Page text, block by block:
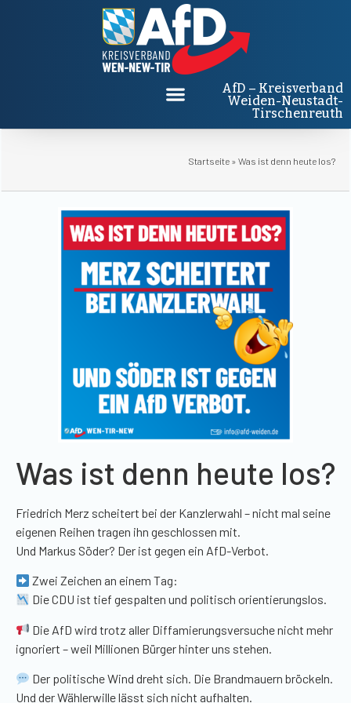
AfD – Kreisverband
Weiden-Neustadt-
Tirschenreuth
Startseite » Was ist denn heute los?
Was ist denn heute los?
Friedrich Merz scheitert bei der Kanzlerwahl – nicht mal seine
eigenen Reihen tragen ihn geschlossen mit.
Und Markus Söder? Der ist gegen ein AfD-Verbot.
Zwei Zeichen an einem Tag:
Die CDU ist tief gespalten und politisch orientierungslos.
Die AfD wird trotz aller Diffamierungsversuche nicht mehr
ignoriert – weil Millionen Bürger hinter uns stehen.
Der politische Wind dreht sich. Die Brandmauern bröckeln.
Und der Wählerwille lässt sich nicht aufhalten.